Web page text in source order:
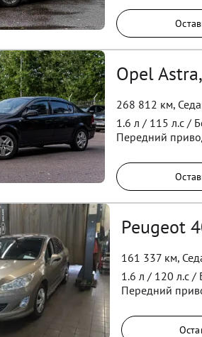
Opel Astra,
268 812 км,
1.6 л / 115 л.с /
Передний
Peugeot
161 337 км,
1.6 л / 120 л.с /
Передний